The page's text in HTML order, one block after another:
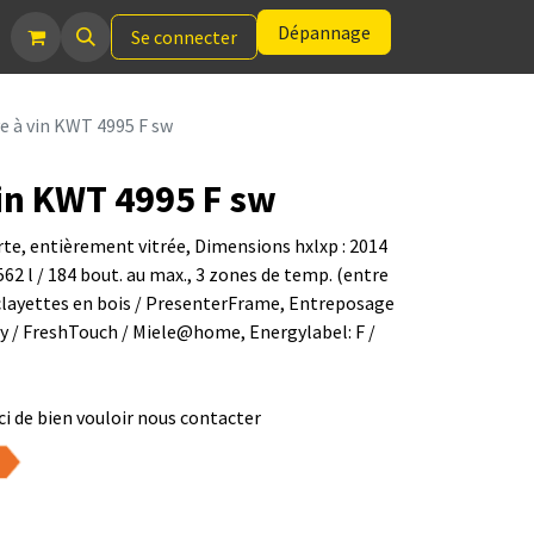
Se connecter Dépannage
à vin KWT 4995 F sw
KWT 4995 F sw
entièrement vitrée, Dimensions hxlxp : 2014
l / 184 bout. au max., 3 zones de temp. (entre
en bois / PresenterFrame, Entreposage
FreshTouch / Miele@home, Energylabel: F /
de bien vouloir nous contacter